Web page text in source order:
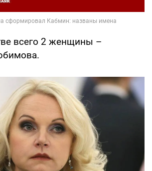
всего 2 женщины –